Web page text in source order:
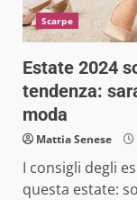
Scarpe
Estate 2024
tendenza:
moda
Mattia Senese
I consigli degli
questa estate: